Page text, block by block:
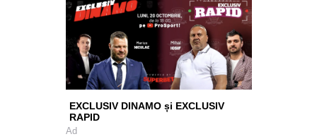
EXCLUSIV DINAMO și EXCLUSIV
RAPID
Ad